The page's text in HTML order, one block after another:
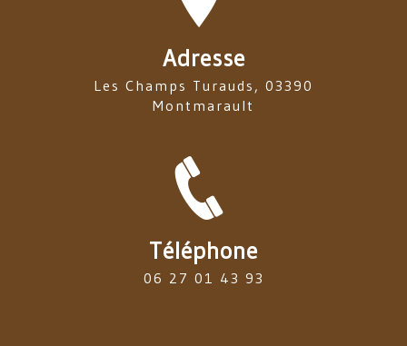
Adresse
Les Champs Turauds, 03390
Montmarault
Téléphone
06 27 01 43 93